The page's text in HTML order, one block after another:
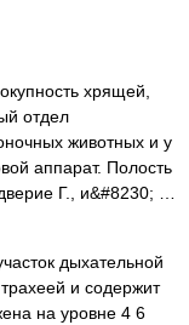
хрящей,
отдел
животных и у
аппарат. Полость
Г., и&#8230; …
дыхательной
и содержит
на уровне 4 6